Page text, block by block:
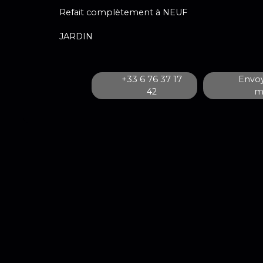
Refait complètement à NEUF
JARDIN
+33 6 76 37 17
42